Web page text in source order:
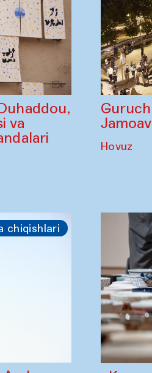
va
Hovuz
chiqishlari